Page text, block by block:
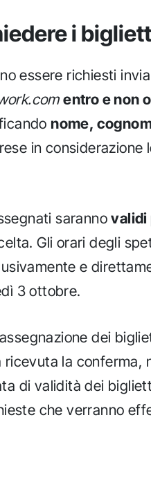
i
essere richiesti
entro e non
nome,
in considerazione
sarannovalidi
Gli orari degli
e
3 ottobre.
dei
ricevuta la conferma,
di validità dei
che verranno